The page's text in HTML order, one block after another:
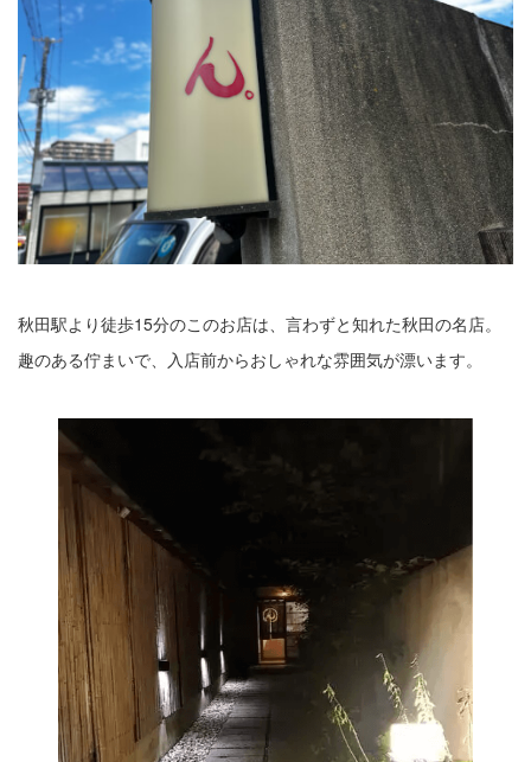
秋田駅より徒歩15分のこのお店は、言わずと知れた秋田の名店。
趣のある佇まいで、入店前からおしゃれな雰囲気が漂います。